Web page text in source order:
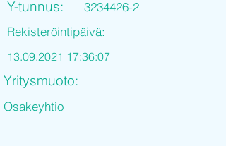
Y-tunnus:
3234426-2
Rekisteröintipäivä:
13.09.2021 17:36:07
Yritysmuoto:
Osakeyhtio